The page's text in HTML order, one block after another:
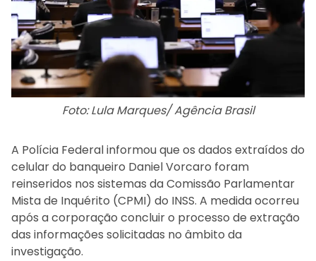
Foto: Lula Marques/ Agência Brasil
A Polícia Federal informou que os dados extraídos do
celular do banqueiro Daniel Vorcaro foram
reinseridos nos sistemas da Comissão Parlamentar
Mista de Inquérito (CPMI) do INSS. A medida ocorreu
após a corporação concluir o processo de extração
das informações solicitadas no âmbito da
investigação.